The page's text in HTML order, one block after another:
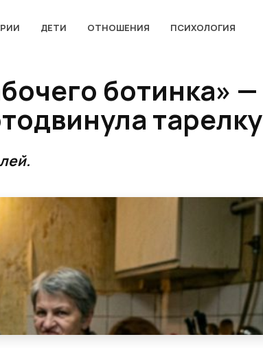
ДЕТИ ОТНОШЕНИЯ ПСИХОЛОГИЯ
ботинка» —
тарелку